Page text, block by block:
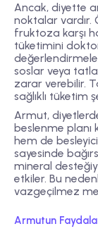
Ancak, diyette
noktalar vardır.
fruktoza karşı
tüketimini
soslar veya
zarar verebilir.
sağlıklı tüketim
Armut,
beslenme planı
hem de
sayesinde
mineral
etkiler. Bu
vazgeçilmez
Armutun